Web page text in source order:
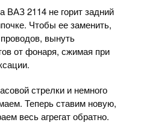
2114 не горит задний
Чтобы ее заменить,
вынуть
от фонаря, сжимая при
стрелки и немного
Теперь ставим новую,
весь агрегат обратно.